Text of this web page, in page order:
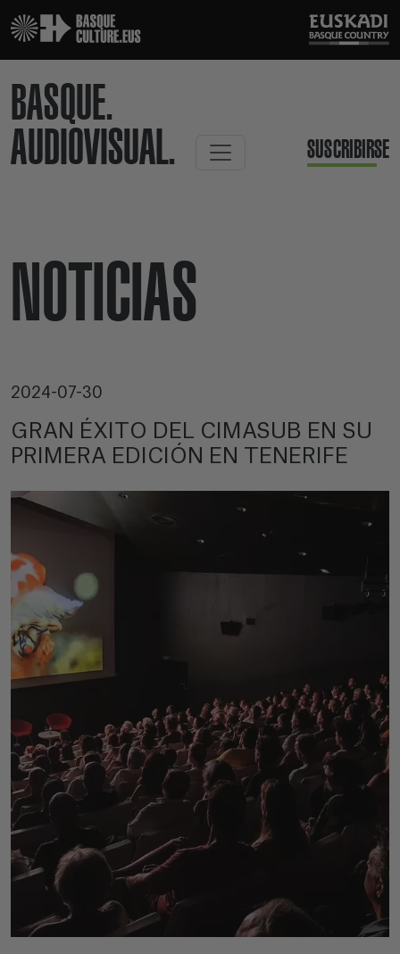
BASQUE.
AUDIOVISUAL.
SUSCRIBIRSE
NOTICIAS
2024-07-30
GRAN ÉXITO DEL CIMASUB EN SU
PRIMERA EDICIÓN EN TENERIFE